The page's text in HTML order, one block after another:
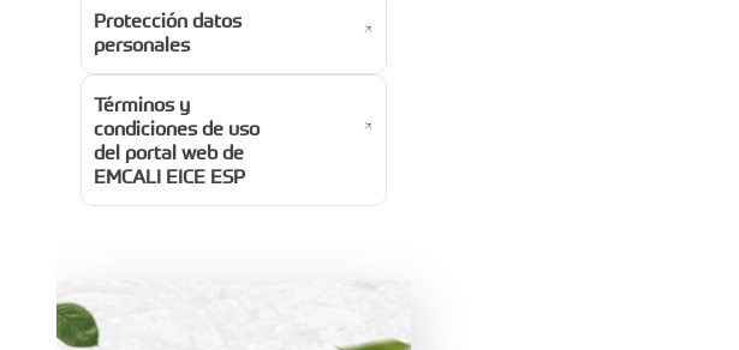
Protección datos
personales
Términos y
condiciones de uso
del portal web de
EMCALI EICE ESP